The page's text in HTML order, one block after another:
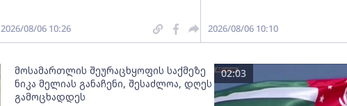
2026/08/06 10:26 2026/08/06 10:10
მოსამართლის შეურაცხყოფის საქმეზე
ნიკა მელიას განაჩენი, შესაძლოა, დღეს
გამოცხადდეს
02:03